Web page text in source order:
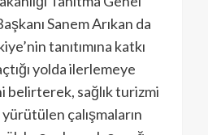
Sanem Arıkan da
tanıtımına katkı
yolda ilerlemeye
belirterek, sağlık turizmi
yürütülen çalışmaların